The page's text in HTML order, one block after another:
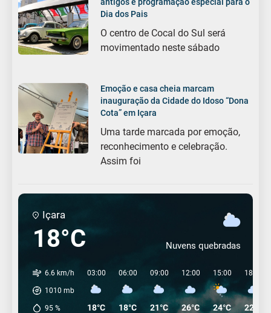
antigos e programação especial para o
Dia dos Pais
O centro de Cocal do Sul será
movimentado neste sábado
Emoção e casa cheia marcam
inauguração da Cidade do Idoso “Dona
Cota” em Içara
Uma tarde marcada por emoção,
reconhecimento e celebração.
Assim foi
Içara
18°C Nuvens quebradas
6.6 km/h
1010 mb
95 %
03:00
18°C
06:00
18°C
09:00
21°C
12:00
26°C
15:00
24°C
18:00
22°C